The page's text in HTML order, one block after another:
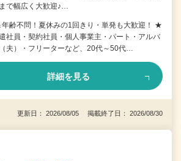
で幅広く大歓迎♪…
年齢不問！夏休みの1回きり・単発も大歓迎！ ★
社員・契約社員・個人事業主・パート・アルバ
夫）・フリーターなど、20代～50代…
詳細を見る
更新日： 2026/08/05 掲載終了日： 2026/08/30